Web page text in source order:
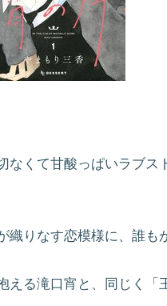
なくて甘酸っぱいラブス
りなす恋模様に、誰も
える滝口宵と、同じく「